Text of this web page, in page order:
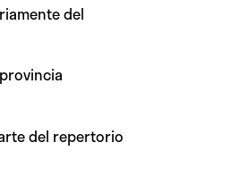
del
del repertorio